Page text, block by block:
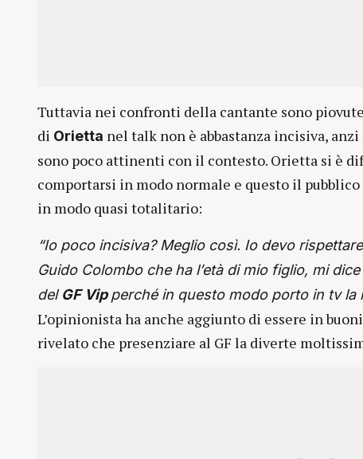
Tuttavia nei confronti della cantante sono
di Orietta nel talk non è abbastanza incisiva,
sono poco attinenti con il contesto. Orietta si è
comportarsi in modo normale e questo il
in modo quasi totalitario:
“Io poco incisiva? Meglio così. Io devo
Guido Colombo che ha l’età di mio figlio, mi
del GF Vipperché in questo modo porto in tv la
L’opinionista ha anche aggiunto di essere in
rivelato che presenziare al GF la diverte